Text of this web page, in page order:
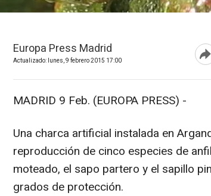
Europa Press Madrid
Actualizado: lunes, 9 febrero 2015 17:00
MADRID 9 Feb. (EUROPA PRESS) -
Una charca artificial instalada en
reproducción de cinco especies de
moteado, el sapo partero y el sapillo
grados de protección.